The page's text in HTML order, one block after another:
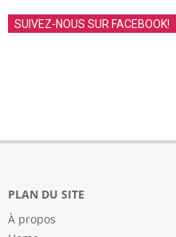
SUIVEZ-NOUS SUR FACEBOOK!
PLAN DU SITE
À propos